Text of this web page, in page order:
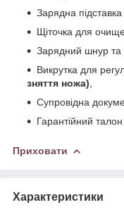
Зарядна підставка
Щіточка для
Зарядний шнур та
Викрутка для
зняття ножа)
Супровідна
Гарантійний талон
Приховати
Характеристики